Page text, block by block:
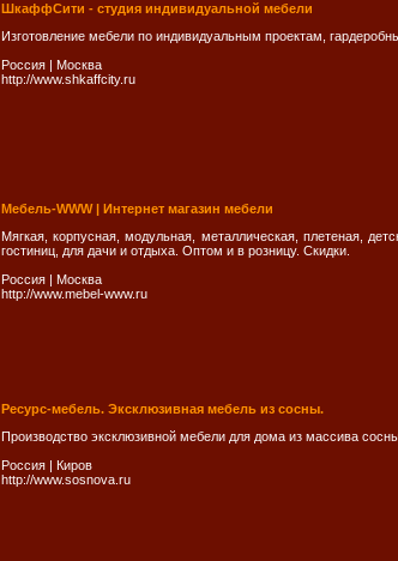
ШкаффСити - студия индивидуальной мебели
Изготовление мебели по индивидуальным проектам,
Россия | Москва
http://www.shkaffcity.ru
Мебель-WWW | Интернет магазин мебели
Мягкая, корпусная, модульная, металлическая, плетеная,
гостиниц, для дачи и отдыха. Оптом и в розницу. Скидки.
Россия | Москва
http://www.mebel-www.ru
Ресурс-мебель. Эксклюзивная мебель из сосны.
Производство эксклюзивной мебели для дома из массива
Россия | Киров
http://www.sosnova.ru